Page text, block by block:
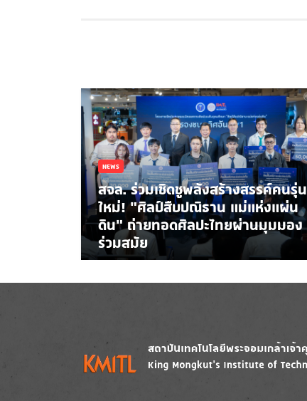
NEWS
สจล. ร่วมเชิดชูพลังสร้างสรรค์คนรุ่น
ใหม่! “ศิลป์สืบปณิธาน แม่แห่งแผ่น
ดิน” ถ่ายทอดศิลปะไทยผ่านมุมมอง
ร่วมสมัย
Image Image